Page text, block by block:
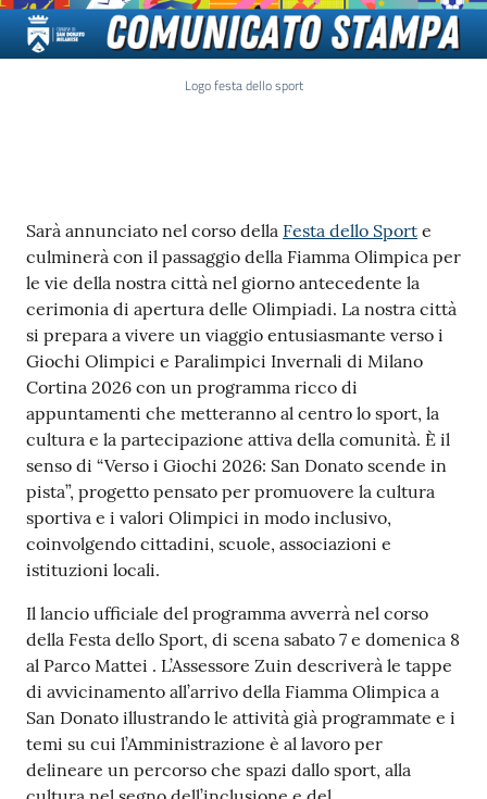
Logo festa dello sport
Contenuto
Sarà annunciato nel corso della Festa dello Sport e
culminerà con il passaggio della Fiamma Olimpica per
le vie della nostra città nel giorno antecedente la
cerimonia di apertura delle Olimpiadi. La nostra città
si prepara a vivere un viaggio entusiasmante verso i
Giochi Olimpici e Paralimpici Invernali di Milano
Cortina 2026 con un programma ricco di
appuntamenti che metteranno al centro lo sport, la
cultura e la partecipazione attiva della comunità. È il
senso di “Verso i Giochi 2026: San Donato scende in
pista”, progetto pensato per promuovere la cultura
sportiva e i valori Olimpici in modo inclusivo,
coinvolgendo cittadini, scuole, associazioni e
istituzioni locali.
Il lancio ufficiale del programma avverrà nel corso
della Festa dello Sport, di scena sabato 7 e domenica 8
al Parco Mattei . L’Assessore Zuin descriverà le tappe
di avvicinamento all’arrivo della Fiamma Olimpica a
San Donato illustrando le attività già programmate e i
temi su cui l’Amministrazione è al lavoro per
delineare un percorso che spazi dallo sport, alla